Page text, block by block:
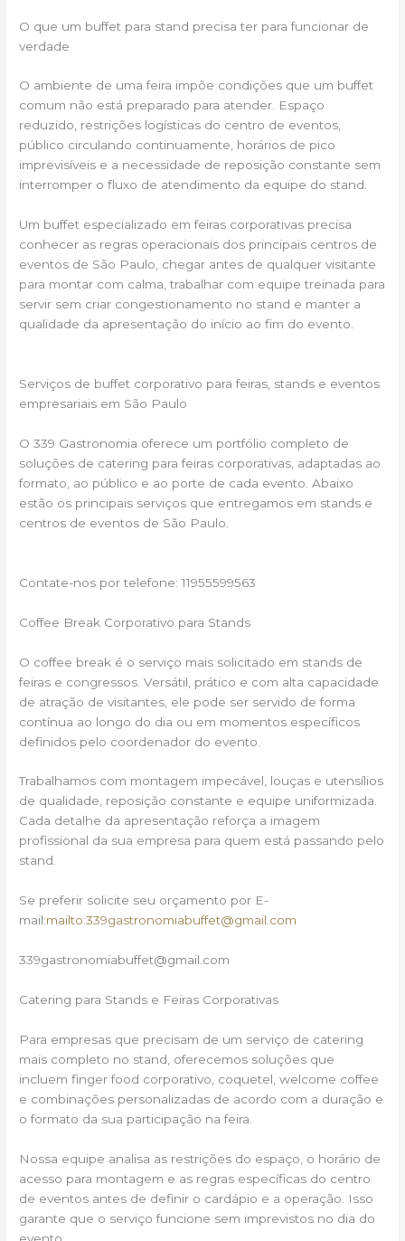
O que um buffet para stand precisa ter para funcionar de
verdade
O ambiente de uma feira impõe condições que um buffet
comum não está preparado para atender. Espaço
reduzido, restrições logísticas do centro de eventos,
público circulando continuamente, horários de pico
imprevisíveis e a necessidade de reposição constante sem
interromper o fluxo de atendimento da equipe do stand.
Um buffet especializado em feiras corporativas precisa
conhecer as regras operacionais dos principais centros de
eventos de São Paulo, chegar antes de qualquer visitante
para montar com calma, trabalhar com equipe treinada para
servir sem criar congestionamento no stand e manter a
qualidade da apresentação do início ao fim do evento.
Serviços de buffet corporativo para feiras, stands e eventos
empresariais em São Paulo
O 339 Gastronomia oferece um portfólio completo de
soluções de catering para feiras corporativas, adaptadas ao
formato, ao público e ao porte de cada evento. Abaixo
estão os principais serviços que entregamos em stands e
centros de eventos de São Paulo.
Contate-nos por telefone: 11955599563
Coffee Break Corporativo para Stands
O coffee break é o serviço mais solicitado em stands de
feiras e congressos. Versátil, prático e com alta capacidade
de atração de visitantes, ele pode ser servido de forma
contínua ao longo do dia ou em momentos específicos
definidos pelo coordenador do evento.
Trabalhamos com montagem impecável, louças e utensílios
de qualidade, reposição constante e equipe uniformizada.
Cada detalhe da apresentação reforça a imagem
profissional da sua empresa para quem está passando pelo
stand.
Se preferir solicite seu orçamento por E-
mail:mailto:339gastronomiabuffet@gmail.com
339gastronomiabuffet@gmail.com
Catering para Stands e Feiras Corporativas
Para empresas que precisam de um serviço de catering
mais completo no stand, oferecemos soluções que
incluem finger food corporativo, coquetel, welcome coffee
e combinações personalizadas de acordo com a duração e
o formato da sua participação na feira.
Nossa equipe analisa as restrições do espaço, o horário de
acesso para montagem e as regras específicas do centro
de eventos antes de definir o cardápio e a operação. Isso
garante que o serviço funcione sem imprevistos no dia do